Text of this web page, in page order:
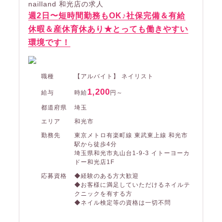
nailland 和光店の求人
週2日〜短時間勤務もOK♪社保完備＆有給
休暇＆産休育休あり★とっても働きやすい
環境です！
職種 【アルバイト】 ネイリスト
給与 時給1,200 円～
都道府県
埼玉
エリア
和光市
勤務先
東京メトロ有楽町線 東武東上線 和光市
駅から徒歩4分
埼玉県和光市丸山台1-9-3 イトーヨーカ
ドー和光店1F
応募資格
◆経験のある方大歓迎
◆お客様に満足していただけるネイルテ
クニックを有する方
◆ネイル検定等の資格は一切不問